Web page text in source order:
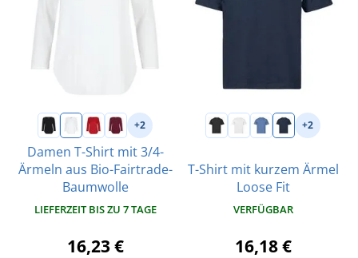
+2
Damen T-Shirt mit 3/4-
Ärmeln aus Bio-Fairtrade-
Baumwolle
LIEFERZEIT BIS ZU 7 TAGE
16,23 €
+2
T-Shirt mit kurzem Ärmel
Loose Fit
VERFÜGBAR
16,18 €